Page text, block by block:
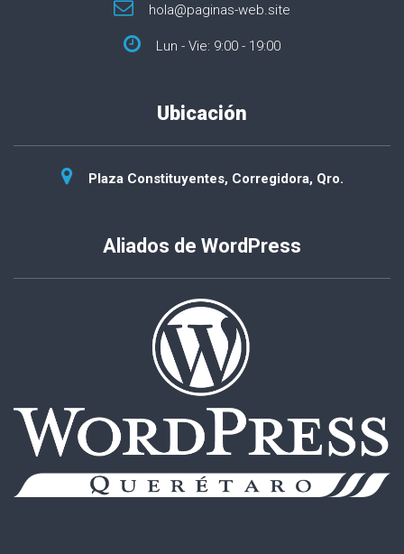
hola@paginas-web.site
Lun - Vie: 9:00 - 19:00
Ubicación
Plaza Constituyentes, Corregidora, Qro.
Aliados de WordPress